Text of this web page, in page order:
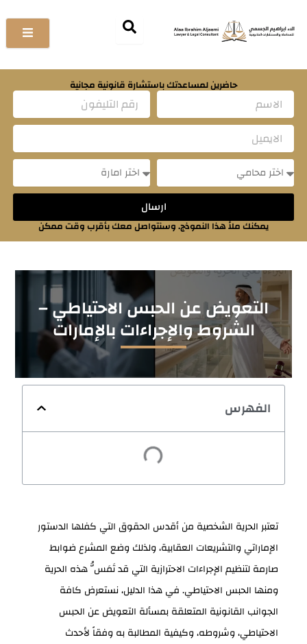
إلى
المحتوى
حاضرين لمساعدتك باستشارة قانونية مجانية
ارسال
يمكنك ملأ هذا النموذج. وسنتواصل معك بأقرب وقت ممكن
التعويض عن الحبس الاحتياطي –
الشروط والإجراءات بالإمارات
الفهرس
تعتبر الحرية الشخصية من أقدس الحقوق التي كفلها الدستور
الإماراتي والتشريعات العقابية، ولذلك وضع المشرع ضوابط
صارمة لتنظيم الإجراءات الاحترازية التي قد تَمَسُّ هذه الحرية
ومنها الحبس الاحتياطي. في هذا الدليل، نستعرض كافة
الجوانب القانونية المتعلقة بمسألة التعويض عن الحبس
الاحتياطي، وشروطه، وكيفية المطالبة به وفقاً لأحدث